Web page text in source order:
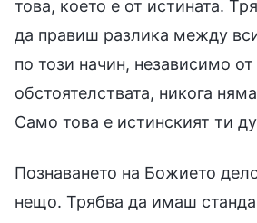
това, което е от истината.
да правиш разлика между
по този начин, независимо от
обстоятелствата, никога
Само това е истинският ти
Познаването на Божието
нещо. Трябва да имаш